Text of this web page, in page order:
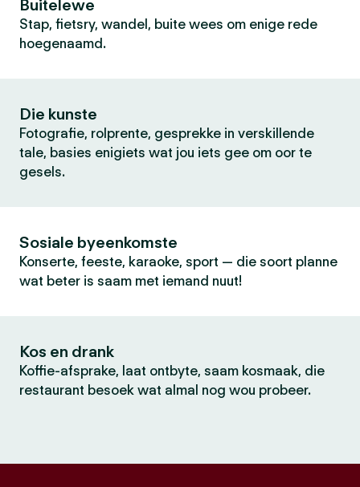
Buitelewe
Stap, fietsry, wandel, buite wees om enige rede
hoegenaamd.
Die kunste
Fotografie, rolprente, gesprekke in verskillende
tale, basies enigiets wat jou iets gee om oor te
gesels.
Sosiale byeenkomste
Konserte, feeste, karaoke, sport — die soort planne
wat beter is saam met iemand nuut!
Kos en drank
Koffie-afsprake, laat ontbyte, saam kosmaak, die
restaurant besoek wat almal nog wou probeer.